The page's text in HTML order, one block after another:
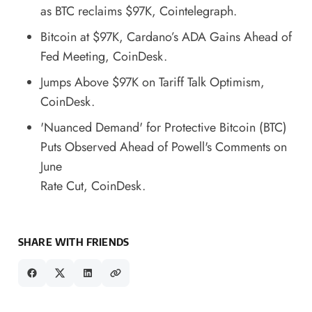
as BTC reclaims $97K, Cointelegraph.
Bitcoin at $97K, Cardano’s ADA Gains Ahead of
Fed Meeting, CoinDesk.
Jumps Above $97K on Tariff Talk Optimism,
CoinDesk.
'Nuanced Demand' for Protective Bitcoin (BTC)
Puts Observed Ahead of Powell's Comments on
June
Rate Cut, CoinDesk.
SHARE WITH FRIENDS